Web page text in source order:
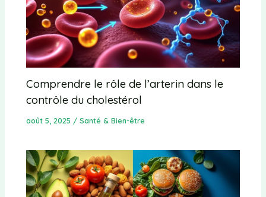
Comprendre le rôle de l’arterin dans le
contrôle du cholestérol
août 5, 2025 /Santé & Bien-être